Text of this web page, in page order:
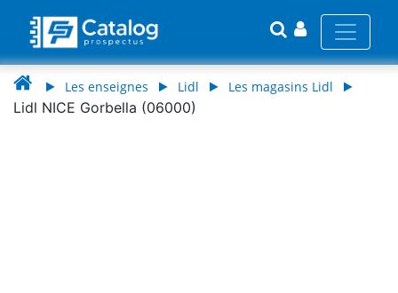
Les enseignes Lidl Les magasins Lidl
Lidl NICE Gorbella (06000)